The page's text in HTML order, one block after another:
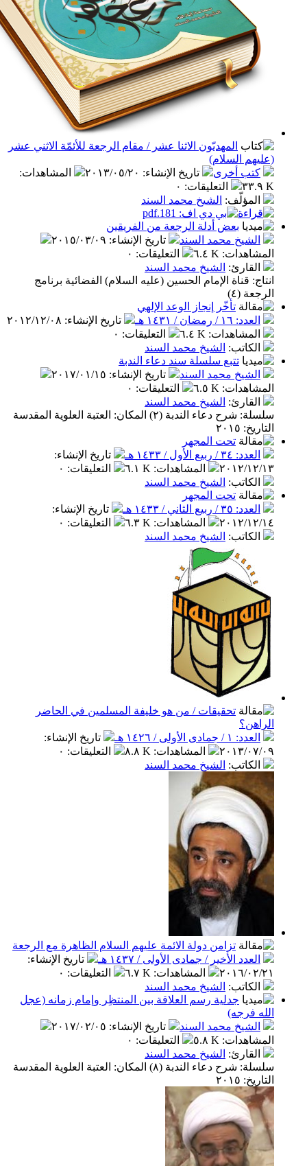
المهديّون الاثنا عشر / مقام الرجعة للأئمّة الاثني عشر
السلام)
أخرى
تاريخ الإنشاء :٢٠١٣/٠٥/٢٠ المشاهدات:
التعليقات:٠
الشيخ محمد السند
بعض أدلة الرجعة من الفريقين
محمد السند
تاريخ الإنشاء :٢٠١٥/٠٣/٠٩
٦.٤ K التعليقات:٠
الشيخ محمد السند
قناة الإمام الحسين (عليه السلام) الفضائية برنامج
تأخّر إنجاز الوعد الإلهي
تاريخ الإنشاء :٢٠١٢/١٢/٠٨
: ٦.٤ K التعليقات:٠
الشيخ محمد السند
تتبع سلسلة سند دعاء الندبة
محمد السند
تاريخ الإنشاء :٢٠١٧/٠١/١٥
٦.٥ K التعليقات:٠
الشيخ محمد السند
سلسلة: شرح دعاء الندبة (٢) المكان: العتبة العلوية المقدسة
تحت المجهر
تاريخ الإنشاء :
المشاهدات: ٦.١ K التعليقات:٠
الشيخ محمد السند
تحت المجهر
تاريخ الإنشاء :
المشاهدات: ٦.٣ K التعليقات:٠
الشيخ محمد السند
تحقيقات / من هو خليفة المسلمين في الحاضر
تاريخ الإنشاء :
المشاهدات: ٨.٨ K التعليقات:٠
الشيخ محمد السند
تزامن دولة الائمة عليهم السلام الظاهرة مع الرجعة
الأخير / جمادى الأولى / ١٤٣٧ هـ
تاريخ الإنشاء :
المشاهدات: ٦.٧ K التعليقات:٠
الشيخ محمد السند
جدلية رسم العلاقة بين المنتظِر وإمام زمانه (عجل
محمد السند
تاريخ الإنشاء :٢٠١٧/٠٢/٠٥
٥.٨ K التعليقات:٠
الشيخ محمد السند
سلسلة: شرح دعاء الندبة (٨) المكان: العتبة العلوية المقدسة